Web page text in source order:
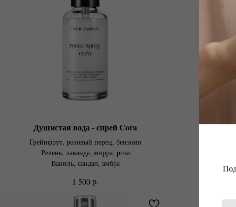
Душистая вода - спрей Cora
Грейпфрут, розовый перец, бензоин
Ревень, лаванда, мирра, роза
Ваниль, сандал, амбра
1 500р.